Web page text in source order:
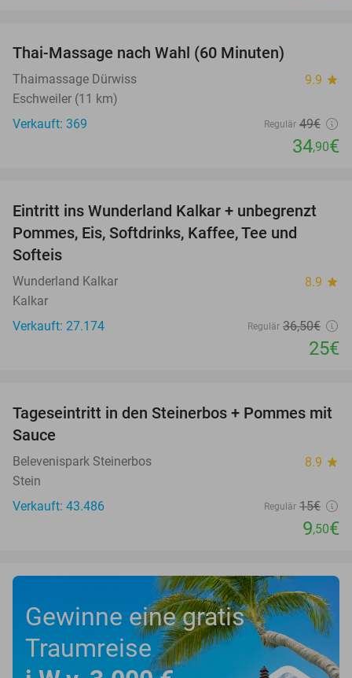
Thai-Massage nach Wahl (60 Minuten)
Thaimassage Dürwiss 9.9 star
Eschweiler (11 km)
Verkauft: 369
Regulär 49€
34,90€
32%
Eintritt ins Wunderland Kalkar + unbegrenzt
Pommes, Eis, Softdrinks, Kaffee, Tee und
Softeis
Wunderland Kalkar 8.9 star
Kalkar
Verkauft: 27.174
Regulär 36,50€
25€
37%
Tageseintritt in den Steinerbos + Pommes mit
Sauce
Belevenispark Steinerbos 8.9 star
Stein
Verkauft: 43.486
Regulär 15€
9,50€
Gewinne eine gratis
Traumreise